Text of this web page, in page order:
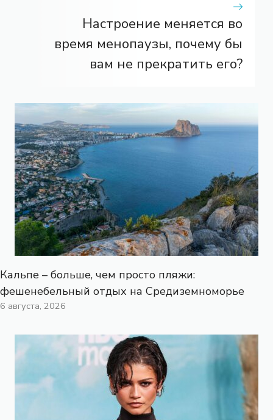
Настроение меняется во
время менопаузы, почему бы
вам не прекратить его?
Кальпе – больше, чем просто пляжи:
фешенебельный отдых на Средиземноморье
6 августа, 2026